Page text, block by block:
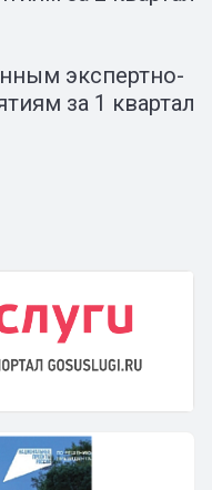
экспертно-
за 1 квартал